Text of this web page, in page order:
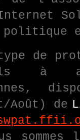
Internet
politique
de
à
de